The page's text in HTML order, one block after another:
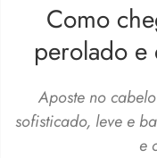
Como
perolado e
Aposte no
sofisticado, leve e
e